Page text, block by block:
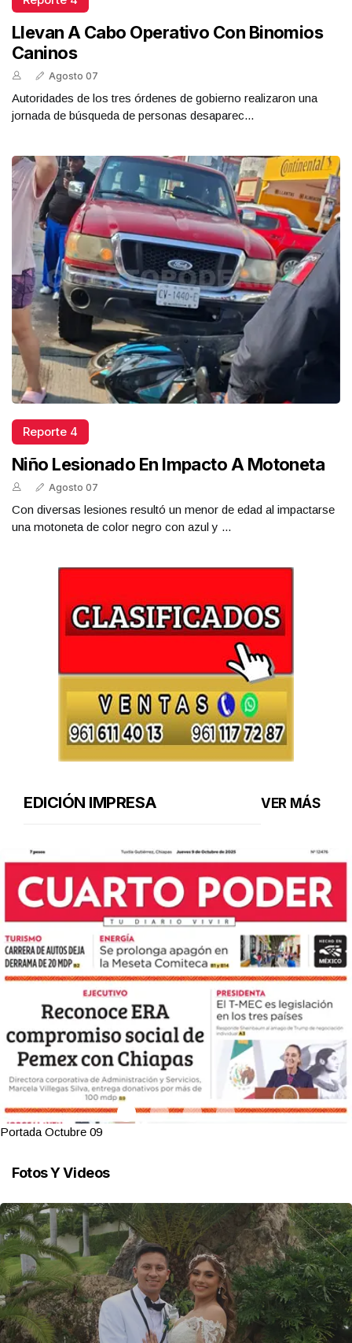
Llevan A Cabo Operativo Con Binomios
Caninos
Agosto 07
Autoridades de los tres órdenes de gobierno realizaron una
jornada de búsqueda de personas desaparec...
Reporte 4
Niño Lesionado En Impacto A Motoneta
Agosto 07
Con diversas lesiones resultó un menor de edad al impactarse
una motoneta de color negro con azul y ...
EDICIÓN IMPRESA VER MÁS
Portada Octubre 09
Fotos Y Videos